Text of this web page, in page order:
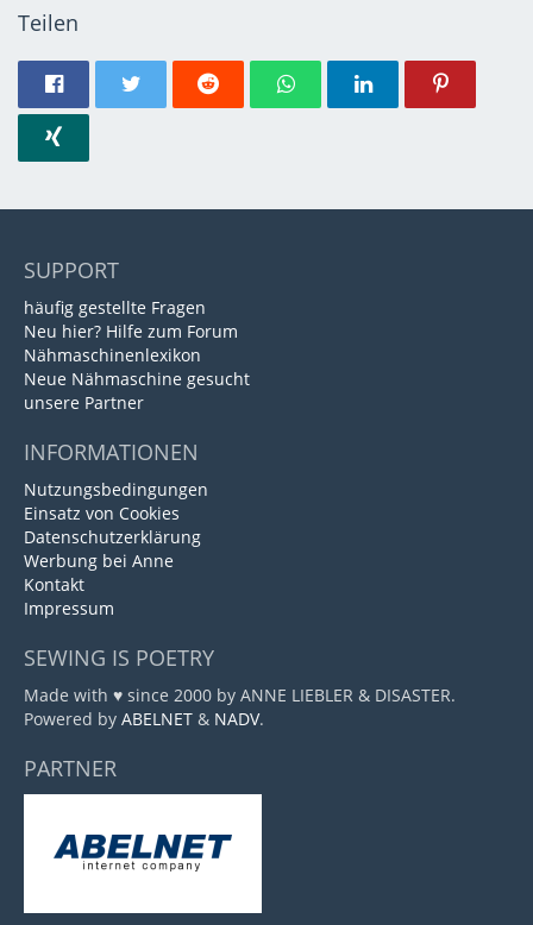
Teilen
SUPPORT
häufig gestellte Fragen
Neu hier? Hilfe zum Forum
Nähmaschinenlexikon
Neue Nähmaschine gesucht
unsere Partner
INFORMATIONEN
Nutzungsbedingungen
Einsatz von Cookies
Datenschutzerklärung
Werbung bei Anne
Kontakt
Impressum
SEWING IS POETRY
Made with ♥ since 2000 by ANNE LIEBLER & DISASTER.
Powered by ABELNET & NADV.
PARTNER